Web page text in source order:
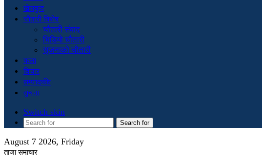
खेलकुद
चौतारी विशेष
चौतारी संवाद
भिडियो चौतारी
सृजनाको चौतारी
कला
विचार
सम्पादकीय
सुचना
Switch skin
Search for
August 7 2026, Friday
ताजा समाचार